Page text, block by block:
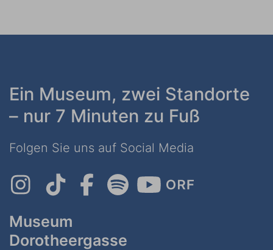
Ein Museum, zwei Standorte
– nur 7 Minuten zu Fuß
Folgen Sie uns auf Social Media
Museum
Dorotheergasse